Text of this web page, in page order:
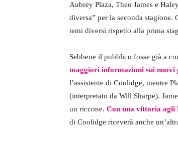
Aubrey Plaza, Theo James e
diversa” per la seconda
temi diversi rispetto alla prima
Sebbene il pubblico fosse già a
maggiori informazioni sui nuovi
l’assistente di Coolidge, mentre
(interpretato da Will Sharpe).
un riccone. Con una vittoria agli
di Coolidge riceverà anche